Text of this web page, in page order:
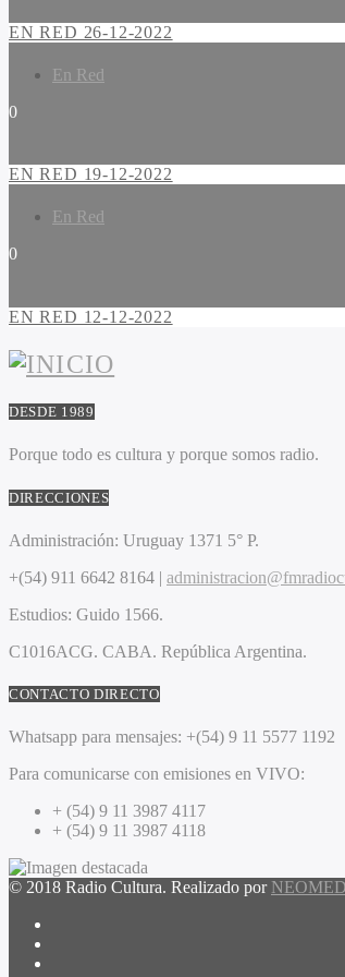
EN RED 26-12-2022
En Red
0
EN RED 19-12-2022
En Red
0
EN RED 12-12-2022
DESDE 1989
Porque todo es cultura y porque somos radio.
DIRECCIONES
Administración: Uruguay 1371 5° P.
+(54) 911 6642 8164 |
Estudios: Guido 1566.
C1016ACG. CABA. República Argentina.
CONTACTO DIRECTO
Whatsapp para mensajes: +(54) 9 11 5577 1192
Para comunicarse con emisiones en VIVO:
+ (54) 9 11 3987 4117
+ (54) 9 11 3987 4118
© 2018 Radio Cultura. Realizado por